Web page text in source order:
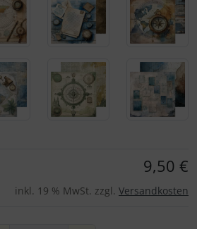
9,50 €
inkl. 19 % MwSt. zzgl. Versandkosten